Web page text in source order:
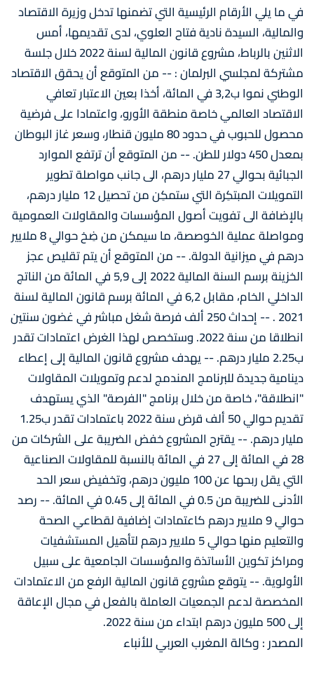
في ما يلي الأرقام الرئيسية التي تضمنها تدخل وزيرة الاقتصاد
والمالية، السيدة نادية فتاح العلوي، لدى تقديمها، أمس
الاثنين بالرباط، مشروع قانون المالية لسنة 2022 خلال جلسة
مشتركة لمجلسي البرلمان : -- من المتوقع أن يحقق الاقتصاد
الوطني نموا ب3,2 في المائة، أخذا بعين الاعتبار تعافي
الاقتصاد العالمي خاصة منطقة الأورو، واعتمادا على فرضية
محصول للحبوب في حدود 80 مليون قنطار، وسعر غاز البوطان
بمعدل 450 دولار للطن. -- من المتوقع أن ترتفع الموارد
الجبائية بحوالي 27 مليار درهم، الى جانب مواصلة تطوير
التمويلات المبتكِرة التي ستمكِن من تحصيل 12 مليار درهم،
بالإضافة الى تفويت أصول المؤسسات والمقاولات العمومية
ومواصلة عملية الخوصصة، ما سيمكن من ضِخ حوالي 8 ملايير
درهم في ميزانية الدولة. -- من المتوقع أن يتم تقليص عجز
الخزينة برسم السنة المالية 2022 إلى 5,9 في المائة من الناتج
الداخلي الخام، مقابل 6,2 في المائة برسم قانون المالية لسنة
2021 . -- إحداث 250 ألف فرصة شغل مباشر في غضون سنتين
انطلاقا من سنة 2022. وستخصص لهذا الغرض اعتمادات تقدر
ب2.25 مليار درهم. -- يهدف مشروع قانون المالية إلى إعطاء
دينامية جديدة للبرنامج المندمج لدعم وتمويلات المقاولات
"انطلاقة"، خاصة من خلال برنامج "الفرصة" الذي يستهدف
تقديم حوالي 50 ألف قرض سنة 2022 باعتمادات تقدر ب1.25
مليار درهم. -- يقترح المشروع خفض الضريبة على الشركات من
28 في المائة إلى 27 في المائة بالنسبة للمقاولات الصناعية
التي يقل ربحها عن 100 مليون درهم، وتخفيض سعر الحد
الأدنى للضريبة من 0.5 في المائة إلى 0.45 في المائة. -- رصد
حوالي 9 ملايير درهم كاعتمادات إضافية لقطاعي الصحة
والتعليم منها حوالي 5 ملايير درهم لتأهيل المستشفيات
ومراكز تكوين الأساتذة والمؤسسات الجامعية على سبيل
الأولوية. -- يتوقع مشروع قانون المالية الرفع من الاعتمادات
المخصصة لدعم الجمعيات العاملة بالفعل في مجال الإعاقة
إلى 500 مليون درهم ابتداء من سنة 2022.
المصدر : وكالة المغرب العربي للأنباء